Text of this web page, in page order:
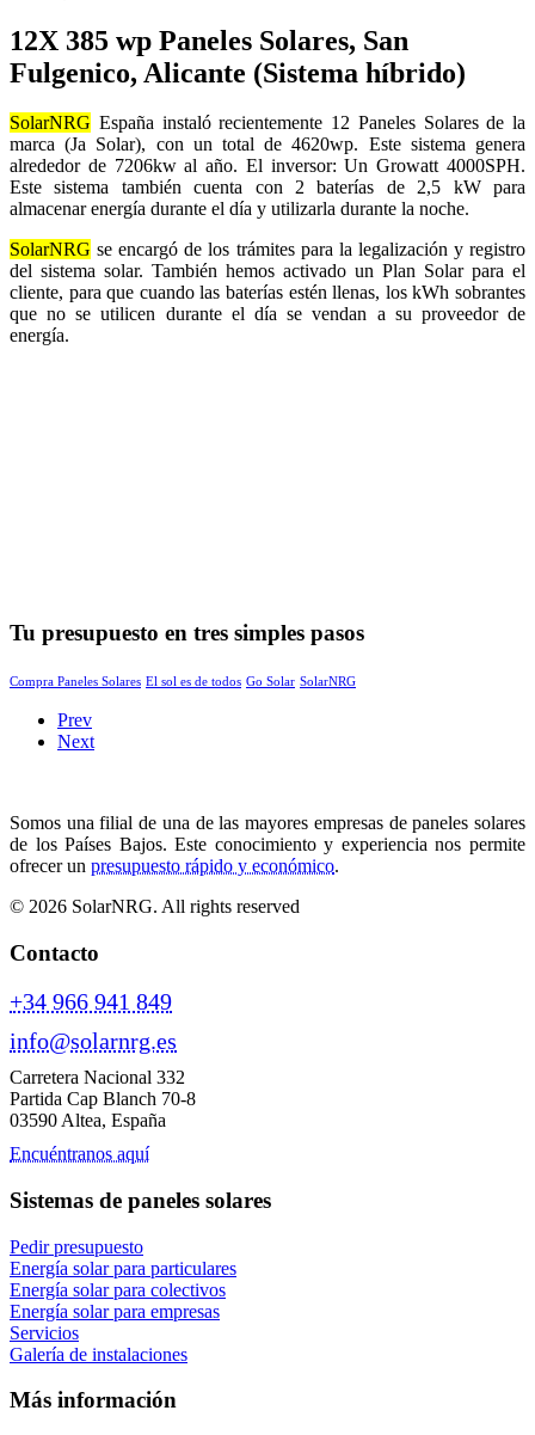
12X 385 wp Paneles Solares, San
Fulgenico, Alicante (Sistema híbrido)
SolarNRG España instaló recientemente 12 Paneles Solares de la
marca (Ja Solar), con un total de 4620wp. Este sistema genera
alrededor de 7206kw al año. El inversor: Un Growatt 4000SPH.
Este sistema también cuenta con 2 baterías de 2,5 kW para
almacenar energía durante el día y utilizarla durante la noche.
SolarNRG se encargó de los trámites para la legalización y registro
del sistema solar. También hemos activado un Plan Solar para el
cliente, para que cuando las baterías estén llenas, los kWh sobrantes
que no se utilicen durante el día se vendan a su proveedor de
energía.
Tu presupuesto en tres simples pasos
Compra Paneles Solares El sol es de todos Go Solar SolarNRG
Prev
Next
Somos una filial de una de las mayores empresas de paneles solares
de los Países Bajos. Este conocimiento y experiencia nos permite
ofrecer un presupuesto rápido y económico.
© 2026 SolarNRG. All rights reserved
Contacto
+34 966 941 849
info@solarnrg.es
Carretera Nacional 332
Partida Cap Blanch 70-8
03590 Altea, España
Encuéntranos aquí
Sistemas de paneles solares
Pedir presupuesto
Energía solar para particulares
Energía solar para colectivos
Energía solar para empresas
Servicios
Galería de instalaciones
Más información